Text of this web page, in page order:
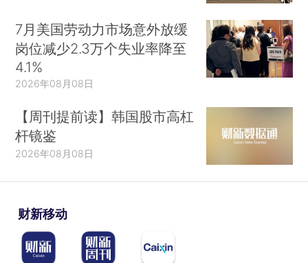
7月美国劳动力市场意外放缓
岗位减少2.3万个失业率降至
4.1%
2026年08月08日
【周刊提前读】韩国股市高杠
杆镜鉴
2026年08月08日
财新移动